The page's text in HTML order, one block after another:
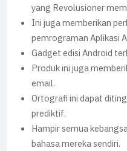
yang Revolusioner
Ini juga memberikan
pemrograman Aplikasi
Gadget edisi Android
Produk ini juga
email.
Ortografi ini dapat
prediktif.
Hampir semua
bahasa mereka sendiri.